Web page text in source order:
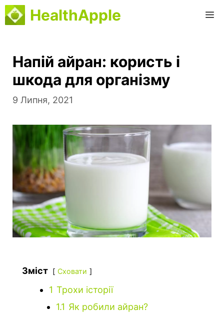
Перейти
до
HealthApple
Напій айран: користь і
шкода для організму
9 Липня, 2021
Зміст Сховати
1 Трохи історії
1.1 Як робили айран?